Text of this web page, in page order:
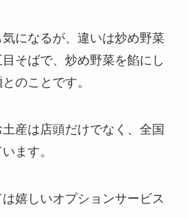
になるが、違いは炒め野菜
そばで、炒め野菜を餡にし
のことです。
産は店頭だけでなく、全国
ます。
嬉しいオプションサービス